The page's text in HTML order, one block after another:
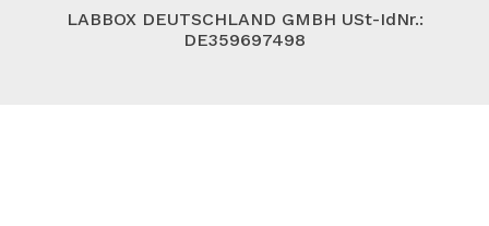
LABBOX DEUTSCHLAND GMBH USt-IdNr.:
DE359697498